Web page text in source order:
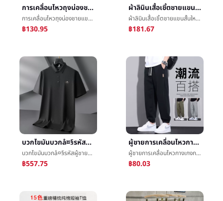
การเคลื่อนไหวถุงน่องชายแขนสั้นฤดูร้อนฟิตเนสการผลักเบาๆการอบรมเสื้อผ้าความเร็วแห้งtเสื้อเชิ้ตLeisurePoloเสื้อแขนสั้นสูงความยืดหยุ่น
การเคลื่อนไหวถุงน่องชายแขนสั้นฤดูร้อนฟิตเนสการผลักเบาๆการอบรมเสื้อผ้าความเร็วแห้งtเสื้อเชิ้ตLeisurePoloเสื้อแขนสั้นสูงความยืดหยุ่น
฿130.95
ผ้าลินินเสื้อเชิ้ตชายแขนสั้นใหม่สไตล์จีนPankouครึ่งแขนเสื้อเครื่องแต่งกายฤดูร้อนประเทศจีนลมชายè£ฝ้ายห้านาทีแขนเสื้อเสื้อเชิ้ต
ผ้าลินินเสื้อเชิ้ตชายแขนสั้นใหม่สไตล์จีนPankouครึ่งแขนเสื้อเครื่องแต่งกายฤดูร้อนประเทศจีนลมชายè£ฝ้ายห้านาทีแขนเสื้อเสื้อเชิ้ต
฿181.67
บวกไขมันบวกå¤§รหัสผู้ชายแขนสั้นเสื้อยืดคอกลมชายฤดูร้อนการเคลื่อนไหวแจ็คเก็ตเสื้อผ้ามันย่องLeisureผ้าไหมน้ำแข็งเย็นความรู้สึกpoloเสื้อ
บวกไขมันบวกå¤§รหัสผู้ชายแขนสั้นเสื้อยืดคอกลมชายฤดูร้อนการเคลื่อนไหวแจ็คเก็ตเสื้อผ้ามันย่องLeisureผ้าไหมน้ำแข็งเย็นความรู้สึกpoloเสื้อ
฿557.75
ผู้ชายการเคลื่อนไหวกางเกงกางเกงลำลองยามกางเกงแฟชั่นชายกางเกงฤดูใบไม้ผลิและฤดูร้อนใหญ่รหัสหลวมฮาร์ลานเทรนด์กำเท้ากางเกง
ผู้ชายการเคลื่อนไหวกางเกงกางเกงลำลองยามกางเกงแฟชั่นชายกางเกงฤดูใบไม้ผลิและฤดูร้อนใหญ่รหัสหลวมฮาร์ลานเทรนด์กำเท้ากางเกง
฿80.03